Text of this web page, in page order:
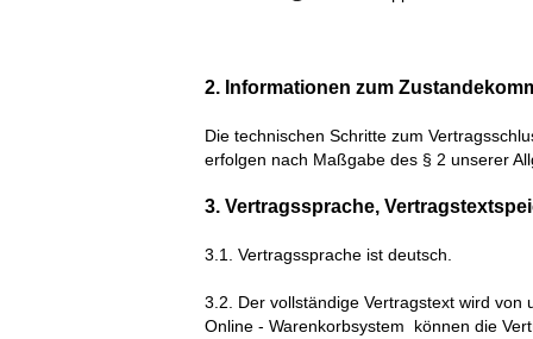
2. Informationen zum
Die technischen Schritte zum
erfolgen nach Maßgabe des § 2 unserer
3. Vertragssprache,
3.1. Vertragssprache ist deutsch.
3.2. Der vollständige Vertragstext wird
Online - Warenkorbsystem
können die